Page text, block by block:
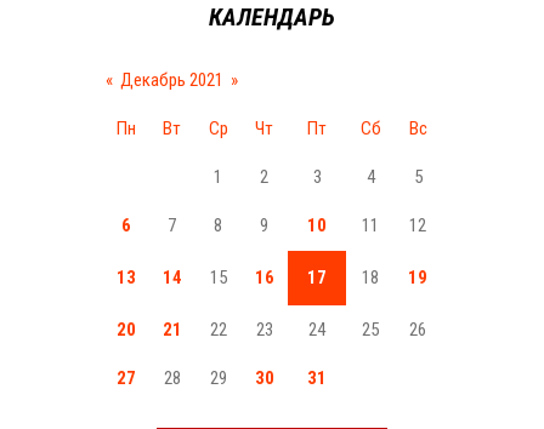
КАЛЕНДАРЬ
« Декабрь 2021 »
Пн Вт Ср Чт Пт Сб Вс
1 2 3 4 5
6 7 8 9 10 11 12
13 14 15 16 17 18 19
20 21 22 23 24 25 26
27 28 29 30 31